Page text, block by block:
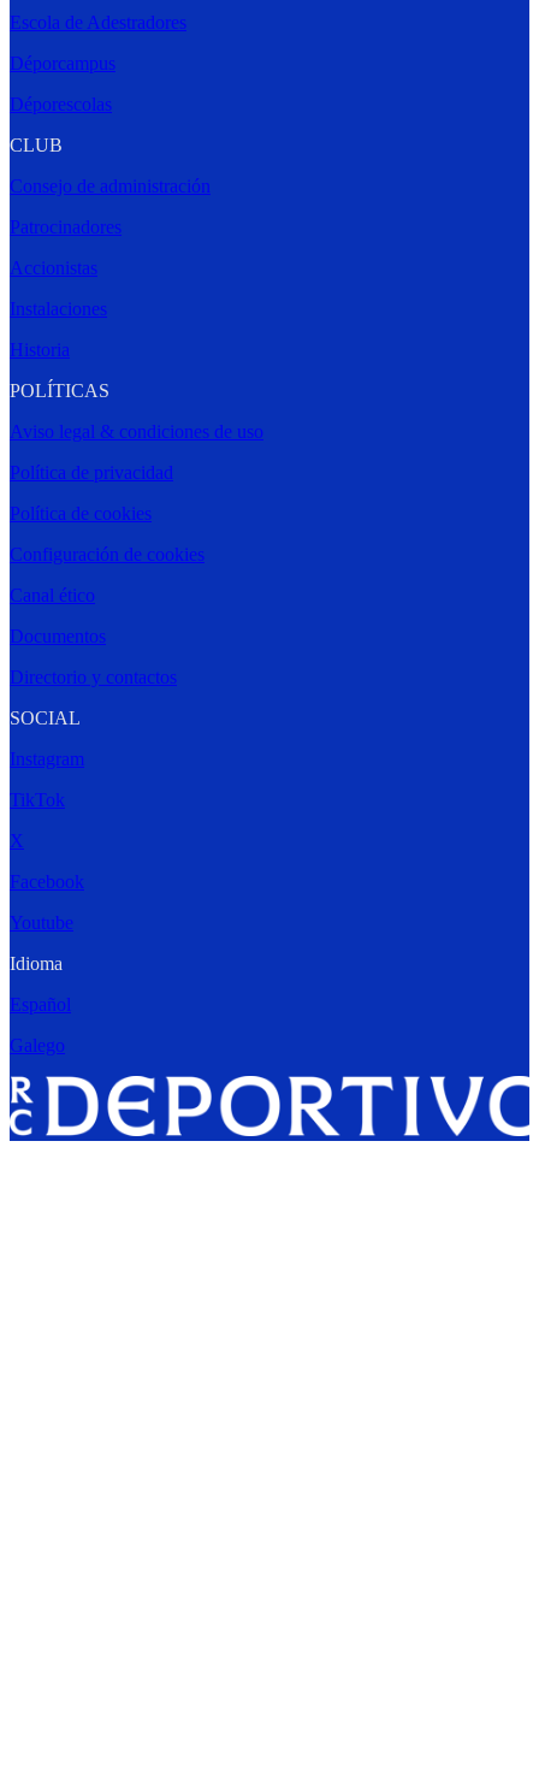
Escola de Adestradores
Déporcampus
Déporescolas
CLUB
Consejo de administración
Patrocinadores
Accionistas
Instalaciones
Historia
POLÍTICAS
Aviso legal & condiciones de uso
Política de privacidad
Política de cookies
Configuración de cookies
Canal ético
Documentos
Directorio y contactos
SOCIAL
Instagram
TikTok
X
Facebook
Youtube
Idioma
Español
Galego